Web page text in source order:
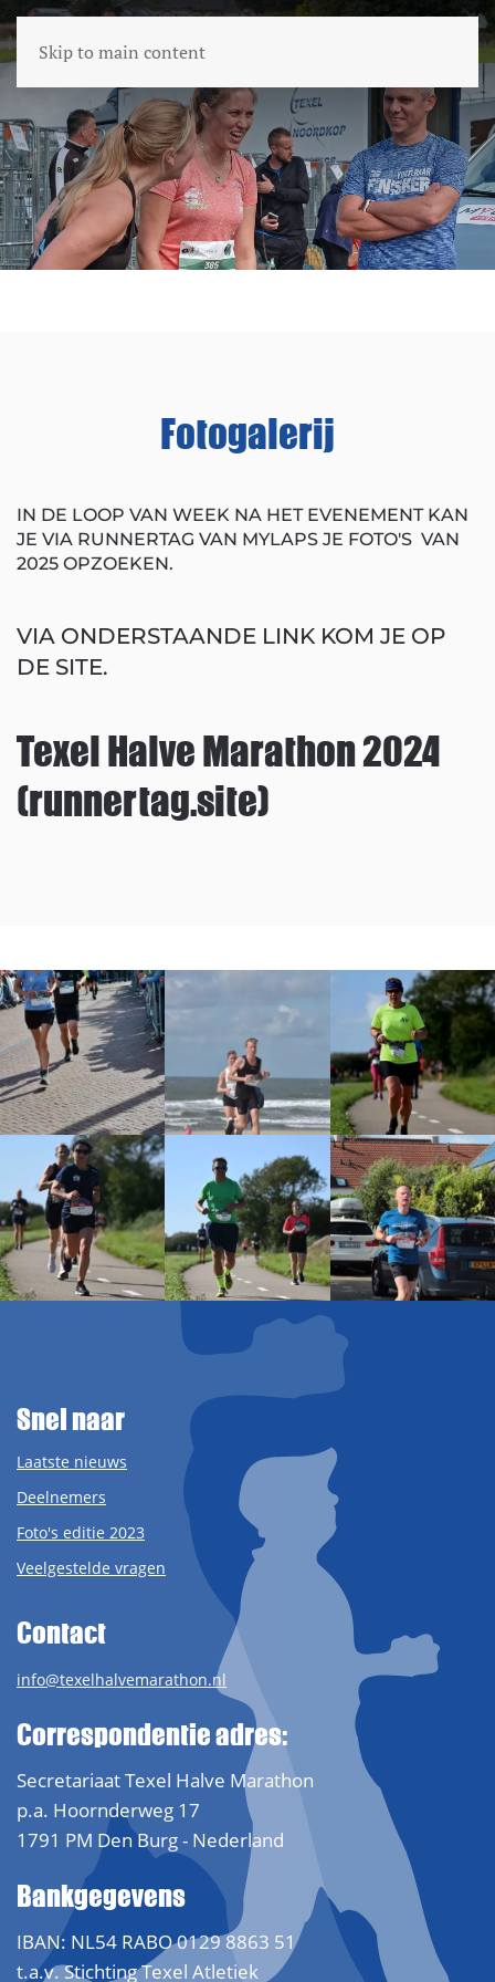
Skip to main content
Fotogalerij
IN DE LOOP VAN WEEK NA HET EVENEMENT KAN
JE VIA RUNNERTAG VAN MYLAPS JE FOTO'S VAN
2025 OPZOEKEN.
VIA ONDERSTAANDE LINK KOM JE OP
DE SITE.
Texel Halve Marathon 2024
(runnertag.site)
Snel naar
Laatste nieuws
Deelnemers
Foto's editie 2023
Veelgestelde vragen
Contact
info@texelhalvemarathon.nl
Correspondentie adres:
Secretariaat Texel Halve Marathon
p.a. Hoornderweg 17
1791 PM Den Burg - Nederland
Bankgegevens
IBAN: NL54 RABO 0129 8863 51
t.a.v. Stichting Texel Atletiek